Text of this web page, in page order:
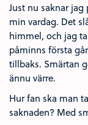
Just nu saknar
min vardag. Det
himmel, och jag
påminns första
tillbaks. Smärtan
ännu värre.
Hur fan ska man
saknaden? Med